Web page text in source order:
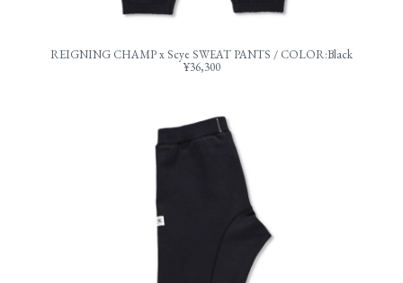
REIGNING CHAMP x Scye SWEAT PANTS / COLOR:Black
¥36,300